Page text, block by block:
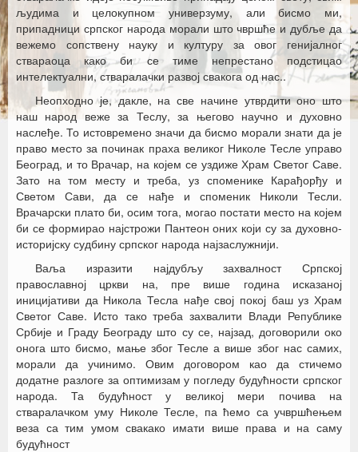
људима и целокупном универзуму, али бисмо ми,
припадници српског народа морали што чвршће и дубље да
вежемо сопствену науку и културу за овог генијалног
ствараоца како би се тиме непрестано подстицао
интелектуални, стваралачки развој свакога од нас..
Неопходно је, дакле, на све начине утврдити оно што
наш народ веже за Теслу, за његово научно и духовно
наслеђе. То истовремено значи да бисмо морали знати да је
право место за починак праха великог Николе Тесле управо
Београд, и то Врачар, на којем се уздиже Храм Светог Саве.
Зато на том месту и треба, уз споменике Карађорђу и
Светом Сави, да се нађе и споменик Николи Тесли.
Врачарски плато би, осим тога, могао постати место на којем
би се формирао најстрожи Пантеон оних који су за духовно-
историјску судбину српског народа најзаслужнији.
Ваља изразити најдубљу захвалност Српској
православној цркви на, пре више година исказаној
иницијативи да Никола Тесла нађе свој покој баш уз Храм
Светог Саве. Исто тако треба захвалити Влади Републике
Србије и Граду Београду што су се, најзад, договорили око
онога што бисмо, мање због Тесле а више због нас самих,
морали да учинимо. Овим договором као да стичемо
додатне разлоге за оптимизам у погледу будућности српског
народа. Та будућност у великој мери почива на
стваралачком уму Николе Тесле, па ћемо са учвршћењем
веза са тим умом свакако имати више права и на саму
будућност